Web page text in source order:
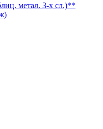
метал. 3-х сл.)**